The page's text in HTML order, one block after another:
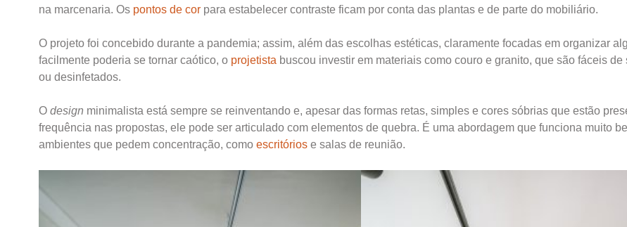
na marcenaria. Os pontos de cor para estabelecer contraste ficam por conta das plantas e de parte do mobiliário.
O projeto foi concebido durante a pandemia; assim, além das escolhas estéticas, claramente focadas em organizar
facilmente poderia se tornar caótico, o projetista buscou investir em materiais como couro e granito, que são fáceis de
ou desinfetados.
O design minimalista está sempre se reinventando e, apesar das formas retas, simples e cores sóbrias que estão
frequência nas propostas, ele pode ser articulado com elementos de quebra. É uma abordagem que funciona muito
ambientes que pedem concentração, como escritórios e salas de reunião.